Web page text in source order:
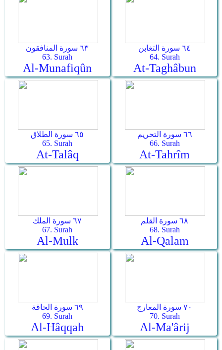
٦٣ سورة المنافقون
63. Surah
Al-Munafiqûn
٦٤ سورة التغابن
64. Surah
At-Taghâbun
٦٥ سورة الطلاق
65. Surah
At-Talâq
٦٦ سورة التحريم
66. Surah
At-Tahrîm
٦٧ سورة الملك
67. Surah
Al-Mulk
٦٨ سورة القلم
68. Surah
Al-Qalam
٦٩ سورة الحاقة
69. Surah
Al-Hâqqah
٧٠ سورة المعارج
70. Surah
Al-Ma'ârij